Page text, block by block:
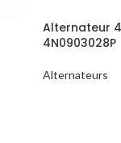
Alternateur
4N0903028P
Alternateurs